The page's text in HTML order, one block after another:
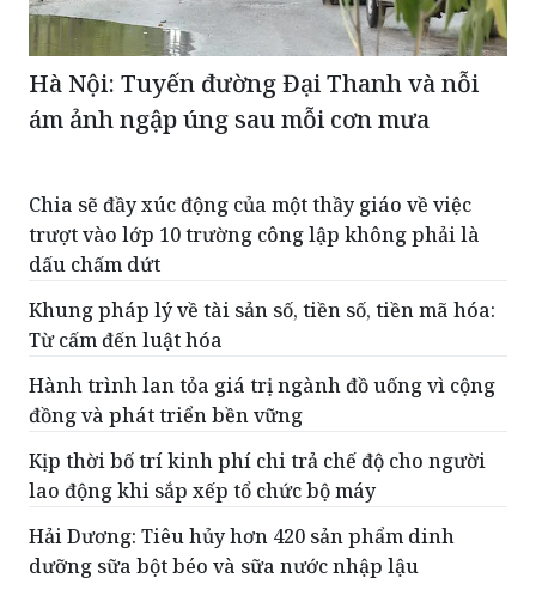
Hà Nội: Tuyến đường Đại Thanh và nỗi
ám ảnh ngập úng sau mỗi cơn mưa
Chia sẽ đầy xúc động của một thầy giáo về việc
dấu chấm dứt
Khung pháp lý về tài sản số, tiền số, tiền mã hóa:
Từ cấm đến luật hóa
Hành trình lan tỏa giá trị ngành đồ uống vì cộng
đồng và phát triển bền vững
Kịp thời bố trí kinh phí chi trả chế độ cho người
lao động khi sắp xếp tổ chức bộ máy
Hải Dương: Tiêu hủy hơn 420 sản phẩm dinh
dưỡng sữa bột béo và sữa nước nhập lậu
ĐỌC THÊM